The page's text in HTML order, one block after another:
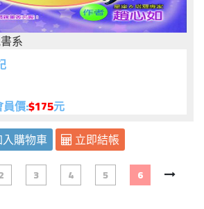
系
價:$175元
購物車
立即結帳
2 3 4 5 6